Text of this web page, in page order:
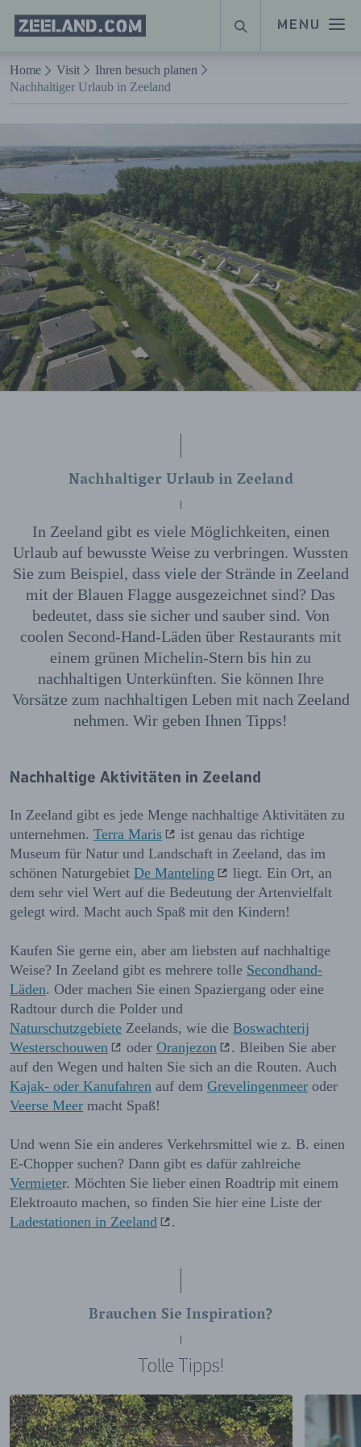
Naar hoofdinhoud
MENU
Homepage
Zeeland.com
SUCHE
Home Visit
Ihren besuch planen
Nachhaltiger Urlaub in Zeeland
Nachhaltiger Urlaub in Zeeland
In Zeeland gibt es viele Möglichkeiten, einen
Urlaub auf bewusste Weise zu verbringen. Wussten
Sie zum Beispiel, dass viele der Strände in Zeeland
mit der Blauen Flagge ausgezeichnet sind? Das
bedeutet, dass sie sicher und sauber sind. Von
coolen Second-Hand-Läden über Restaurants mit
einem grünen Michelin-Stern bis hin zu
nachhaltigen Unterkünften. Sie können Ihre
Vorsätze zum nachhaltigen Leben mit nach Zeeland
nehmen. Wir geben Ihnen Tipps!
Nachhaltige Aktivitäten in Zeeland
In Zeeland gibt es jede Menge nachhaltige Aktivitäten zu
unternehmen. Terra Maris
ist genau das richtige
Museum für Natur und Landschaft in Zeeland, das im
schönen Naturgebiet De Manteling
liegt. Ein Ort, an
dem sehr viel Wert auf die Bedeutung der Artenvielfalt
gelegt wird. Macht auch Spaß mit den Kindern!
Kaufen Sie gerne ein, aber am liebsten auf nachhaltige
Weise? In Zeeland gibt es mehrere tolle Secondhand-
Läden. Oder machen Sie einen Spaziergang oder eine
Radtour durch die Polder und
Naturschutzgebiete Zeelands, wie die Boswachterij
Westerschouwen
oder Oranjezon
. Bleiben Sie aber
auf den Wegen und halten Sie sich an die Routen. Auch
Kajak- oder Kanufahren auf dem Grevelingenmeer oder
Veerse Meer macht Spaß!
Und wenn Sie ein anderes Verkehrsmittel wie z. B. einen
E-Chopper suchen? Dann gibt es dafür zahlreiche
Vermieter. Möchten Sie lieber einen Roadtrip mit einem
Elektroauto machen, so finden Sie hier eine Liste der
Ladestationen in Zeeland
.
Brauchen Sie Inspiration?
Tolle Tipps!